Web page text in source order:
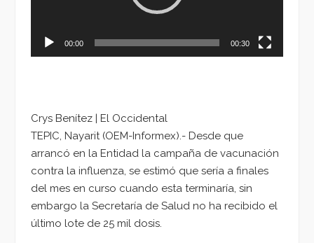
00:00 00:30
Crys Benítez | El Occidental
TEPIC, Nayarit (OEM-Informex).- Desde que
arrancó en la Entidad la campaña de vacunación
contra la influenza, se estimó que sería a finales
del mes en curso cuando esta terminaría, sin
embargo la Secretaría de Salud no ha recibido el
último lote de 25 mil dosis.